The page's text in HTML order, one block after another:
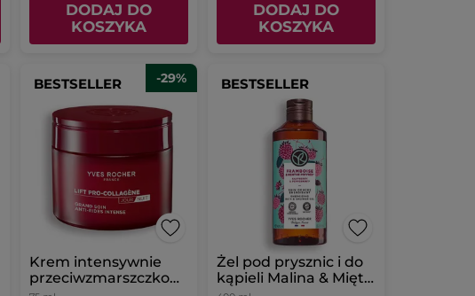
DODAJ DO
KOSZYKA
DODAJ DO
KOSZYKA
BESTSELLER -29%
Krem intensywnie
przeciwzmarszczkowy
BESTSELLER
Żel pod prysznic i do
kąpieli Malina & Mięta